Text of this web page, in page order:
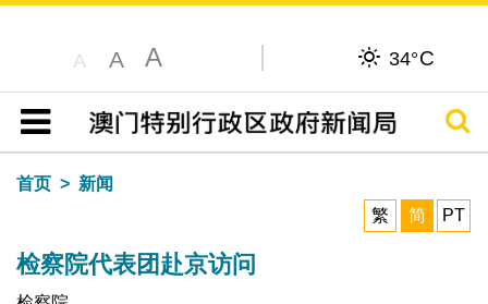
A A A 34°C
目录
搜寻
首页
新闻
繁
简 PT
检察院代表团赴京访问